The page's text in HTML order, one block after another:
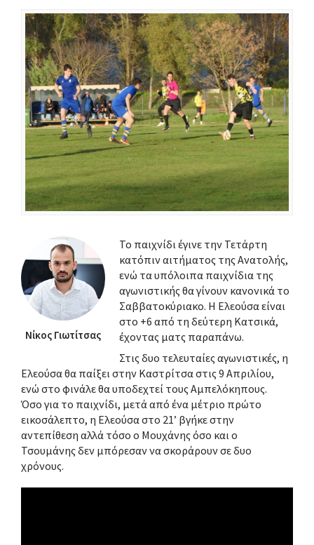
Νίκος Γιωτίτσας
Το παιχνίδι έγινε την Τετάρτη
κατόπιν αιτήματος της Ανατολής,
ενώ τα υπόλοιπα παιχνίδια της
αγωνιστικής θα γίνουν κανονικά το
Σαββατοκύριακο. Η Ελεούσα είναι
στο +6 από τη δεύτερη Κατσικά,
έχοντας ματς παραπάνω.
Στις δυο τελευταίες αγωνιστικές, η
Ελεούσα θα παίξει στην Καστρίτσα στις 9 Απριλίου,
ενώ στο φινάλε θα υποδεχτεί τους Αμπελόκηπους.
Όσο για το παιχνίδι, μετά από ένα μέτριο πρώτο
εικοσάλεπτο, η Ελεούσα στο 21’ βγήκε στην
αντεπίθεση αλλά τόσο ο Μουχάνης όσο και ο
Τσουμάνης δεν μπόρεσαν να σκοράρουν σε δυο
χρόνους.